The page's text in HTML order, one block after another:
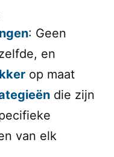
: Geen
en
op maat
die zijn
van elk